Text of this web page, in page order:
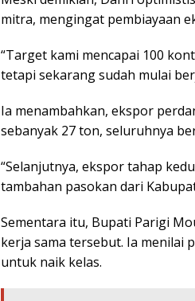
mitra, mengingat pembiayaan
“Target kami mencapai 100
tetapi sekarang sudah mulai
Ia menambahkan, ekspor
sebanyak 27 ton, seluruhnya
“Selanjutnya, ekspor tahap
tambahan pasokan dari
Sementara itu, Bupati Parigi
kerja sama tersebut. Ia menilai
untuk naik kelas.